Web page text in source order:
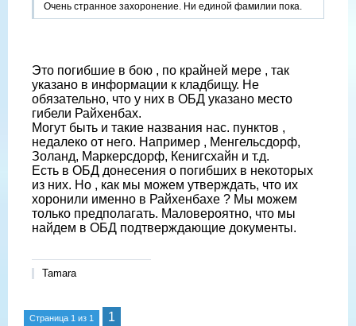
Очень странное захоронение. Ни единой фамилии пока.
Это погибшие в бою , по крайней мере , так
указано в информации к кладбищу. Не
обязательно, что у них в ОБД указано место
гибели Райхенбах.
Могут быть и такие названия нас. пунктов ,
недалеко от него. Например , Менгельсдорф,
Золанд, Маркерсдорф, Кенигсхайн и т.д.
Есть в ОБД донесения о погибших в некоторых
из них. Но , как мы можем утверждать, что их
хоронили именно в Райхенбахе ? Мы можем
только предполагать. Маловероятно, что мы
найдем в ОБД подтверждающие документы.
Tamara
Страница 1 из 1 1